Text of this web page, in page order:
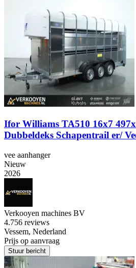
Ifor Williams TA510 16x7
Dubbeldeks Schapentrail er/
vee aanhanger
Nieuw
2026
Verkooyen machines BV
4.756 reviews
Vessem, Nederland
Prijs op aanvraag
Stuur bericht